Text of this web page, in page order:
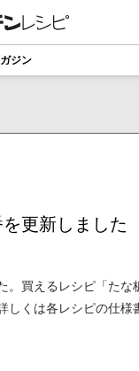
ジン
更新しました
買えるレシピ「たな
くは各レシピの仕様